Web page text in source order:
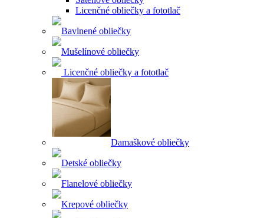
Licenčné obliečky a fototlač
Bavlnené obliečky
Mušelínové obliečky
Licenčné obliečky a fototlač
Damaškové obliečky
Detské obliečky
Flanelové obliečky
Krepové obliečky